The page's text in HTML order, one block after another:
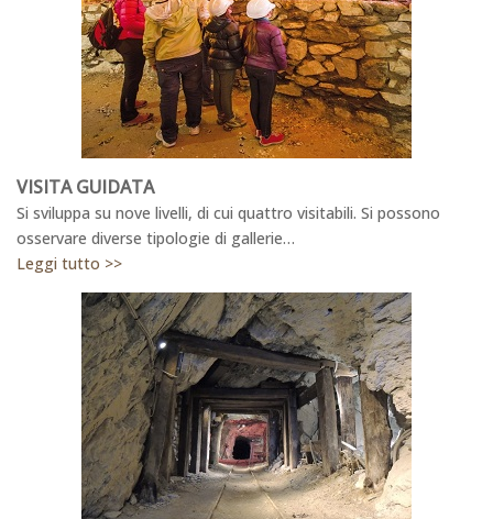
VISITA GUIDATA
Si sviluppa su nove livelli, di cui quattro visitabili. Si possono
osservare diverse tipologie di gallerie…
Leggi tutto >>